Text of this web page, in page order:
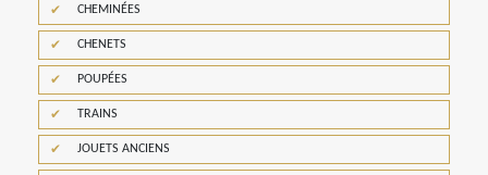
CHEMINÉES
CHENETS
POUPÉES
TRAINS
JOUETS ANCIENS